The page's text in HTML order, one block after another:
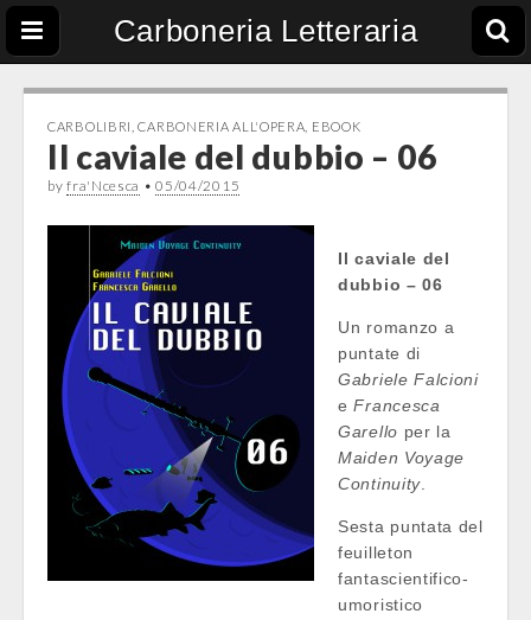
Carboneria Letteraria
CARBOLIBRI ,CARBONERIA ALL'OPERA EBOOK
Il caviale del dubbio – 06
byfra'Ncesca •05/04/2015
Il caviale del
dubbio – 06
Un romanzo a
puntate di
Gabriele Falcioni
e Francesca
Garello per la
Maiden Voyage
Continuity
Sesta puntata del
feuilleton
fantascientifico-
umoristico